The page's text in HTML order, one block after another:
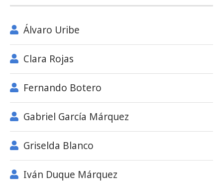
Álvaro Uribe
Clara Rojas
Fernando Botero
Gabriel García Márquez
Griselda Blanco
Iván Duque Márquez